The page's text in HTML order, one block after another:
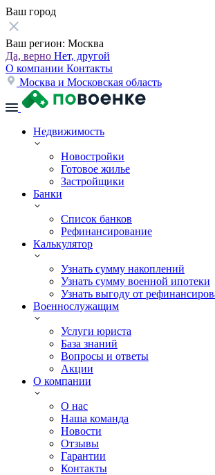
Ваш город
Ваш регион: Москва
Да, верно Нет, другой
О компании Контакты
Москва и Московская область
Недвижимость
Новостройки
Готовое жилье
Застройщики
Банки
Список банков
Рефинансирование
Калькулятор
Узнать сумму накоплений
Узнать сумму военной ипотеки
Узнать выгоду от
Военнослужащим
Услуги юриста
База знаний
Вопросы и ответы
Акции
О компании
О нас
Наша команда
Новости
Отзывы
Гарантии
Контакты